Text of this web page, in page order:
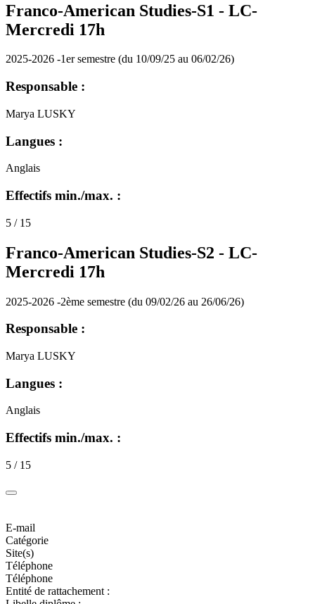
Franco-American Studies-S1 - LC-
Mercredi 17h
2025-2026 -1er semestre (du 10/09/25 au 06/02/26)
Responsable :
Marya LUSKY
Langues :
Anglais
Effectifs min./max. :
5 / 15
Franco-American Studies-S2 - LC-
Mercredi 17h
2025-2026 -2ème semestre (du 09/02/26 au 26/06/26)
Responsable :
Marya LUSKY
Langues :
Anglais
Effectifs min./max. :
5 / 15
E-mail
Catégorie
Site(s)
Téléphone
Téléphone
Entité de rattachement :